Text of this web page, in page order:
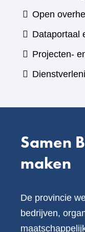
Open
Dataportaal
Projecten-
Samen
maken
De provincie
bedrijven,